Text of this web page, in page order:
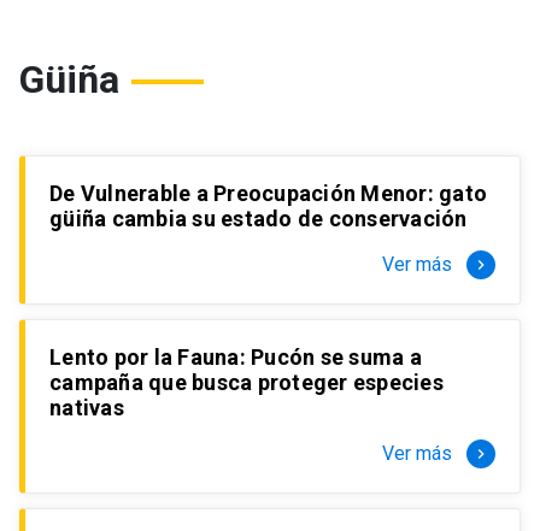
Güiña
De Vulnerable a Preocupación Menor: gato
güiña cambia su estado de conservación
Ver más keyboard_arrow_right
Lento por la Fauna: Pucón se suma a
campaña que busca proteger especies
nativas
Ver más keyboard_arrow_right